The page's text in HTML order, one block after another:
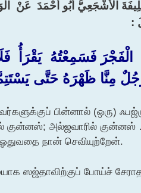
الْأَشْجَعِيُّ أَبُو أَحْمَدَ ‏ ‏عَنْ
‏:‏
فَسَمِعْتُهُ ‏ ‏يَقْرَأُ
مِنَّا ظَهْرَهُ حَتَّى
பின்னால் (ஒரு)
குன்னஸ்; அல்ஜவாரில்
நான் செவியுற்றேன்.
ஸஜ்தாவிற்குப் போய்ச்